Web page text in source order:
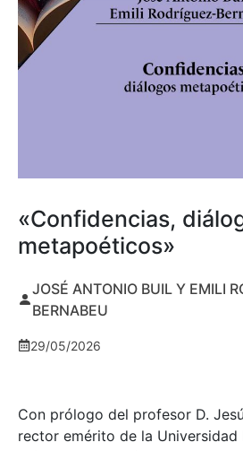
«Confidencias,
metapoéticos»
JOSÉ ANTONIO BUIL Y EMILI
BERNABEU
29/05/2026
Con prólogo del profesor D.
rector emérito de la Universidad